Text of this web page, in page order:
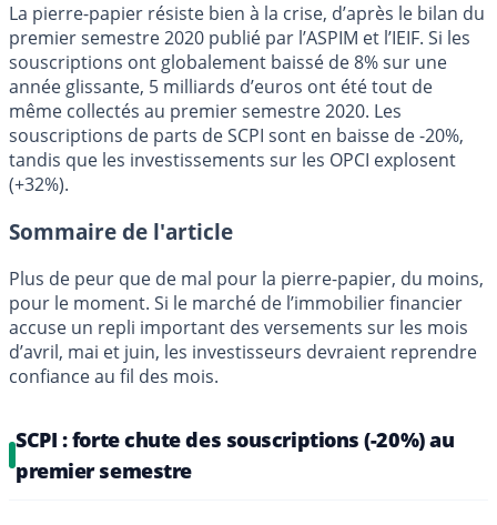
La pierre-papier résiste bien à la crise, d’après le bilan du
premier semestre 2020 publié par l’ASPIM et l’IEIF. Si les
souscriptions ont globalement baissé de 8% sur une
année glissante, 5 milliards d’euros ont été tout de
même collectés au premier semestre 2020. Les
souscriptions de parts de SCPI sont en baisse de -20%,
tandis que les investissements sur les OPCI explosent
(+32%).
Sommaire de l'article
Plus de peur que de mal pour la pierre-papier, du moins,
pour le moment. Si le marché de l’immobilier financier
accuse un repli important des versements sur les mois
d’avril, mai et juin, les investisseurs devraient reprendre
confiance au fil des mois.
SCPI : forte chute des souscriptions (-20%) au
premier semestre